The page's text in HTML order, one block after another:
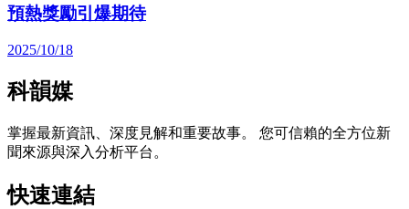
預熱獎勵引爆期待
2025/10/18
科韻媒
掌握最新資訊、深度見解和重要故事。 您可信賴的全方位新
聞來源與深入分析平台。
快速連結